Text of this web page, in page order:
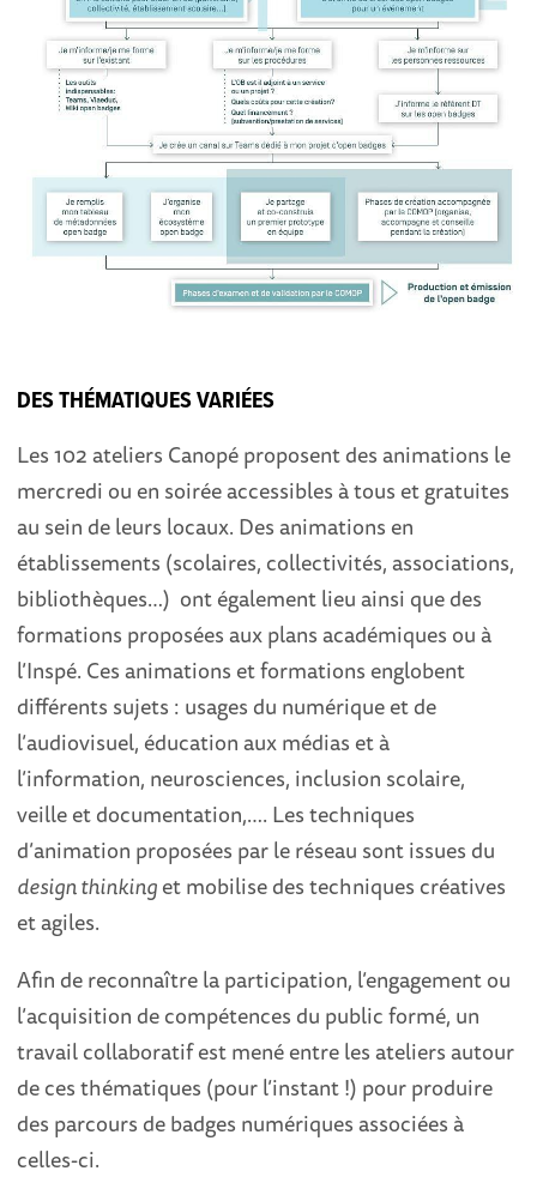
DES THÉMATIQUES VARIÉES
Les 102 ateliers Canopé proposent des animations le
mercredi ou en soirée accessibles à tous et gratuites
au sein de leurs locaux. Des animations en
établissements (scolaires, collectivités, associations,
bibliothèques…) ont également lieu ainsi que des
formations proposées aux plans académiques ou à
l’Inspé. Ces animations et formations englobent
différents sujets : usages du numérique et de
l’audiovisuel, éducation aux médias et à
l’information, neurosciences, inclusion scolaire,
veille et documentation,…. Les techniques
d’animation proposées par le réseau sont issues du
design thinkinget mobilise des techniques créatives
et agiles.
Afin de reconnaître la participation, l’engagement ou
l’acquisition de compétences du public formé, un
travail collaboratif est mené entre les ateliers autour
de ces thématiques (pour l’instant !) pour produire
des parcours de badges numériques associées à
celles-ci.